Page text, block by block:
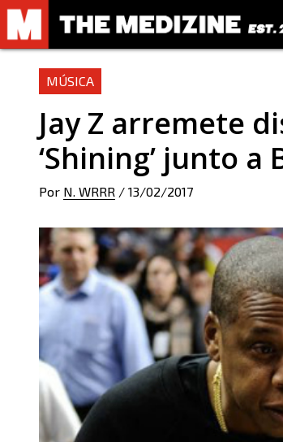
MÚSICA
Jay Z arremete
‘Shining’ junto a
Por N. WRRR / 13/02/2017